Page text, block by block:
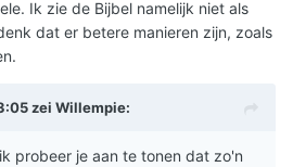
Ik zie de Bijbel namelijk niet als
dat er betere manieren zijn, zoals
zei Willempie:
probeer je aan te tonen dat zo'n